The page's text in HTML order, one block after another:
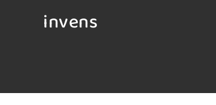
invens